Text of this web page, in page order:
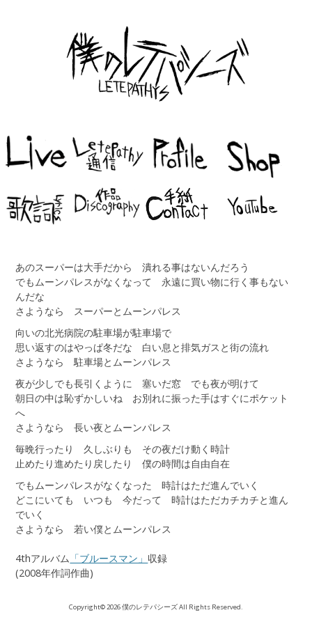
あのスーパーは大手だから 潰れる事はないんだろう
でもムーンパレスがなくなって 永遠に買い物に行く事もない
んだな
さようなら スーパーとムーンパレス
向いの北光病院の駐車場が駐車場で
思い返すのはやっぱ冬だな 白い息と排気ガスと街の流れ
さようなら 駐車場とムーンパレス
夜が少しでも長引くように 塞いだ窓 でも夜が明けて
朝日の中は恥ずかしいね お別れに振った手はすぐにポケット
へ
さようなら 長い夜とムーンパレス
毎晩行ったり 久しぶりも その夜だけ動く時計
止めたり進めたり戻したり 僕の時間は自由自在
でもムーンパレスがなくなった 時計はただ進んでいく
どこにいても いつも 今だって 時計はただカチカチと進ん
でいく
さようなら 若い僕とムーンパレス
4thアルバム 「ブルースマン」 収録
(2008年作詞作曲)
Copyright© 2026 僕のレテパシーズ All Rights Reserved.